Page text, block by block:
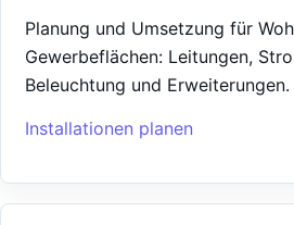
Planung und Umsetzung für
Gewerbeflächen: Leitungen,
Beleuchtung und Erweiterungen.
Installationen planen